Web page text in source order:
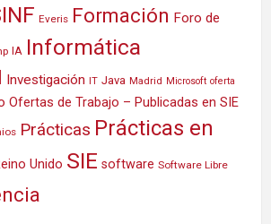
Everis Formación Foro de
IA Informática
Investigación IT Java Madrid Microsoft oferta
Ofertas de Trabajo – Publicadas en SIE
Prácticas Prácticas en
Unido SIE software Software Libre